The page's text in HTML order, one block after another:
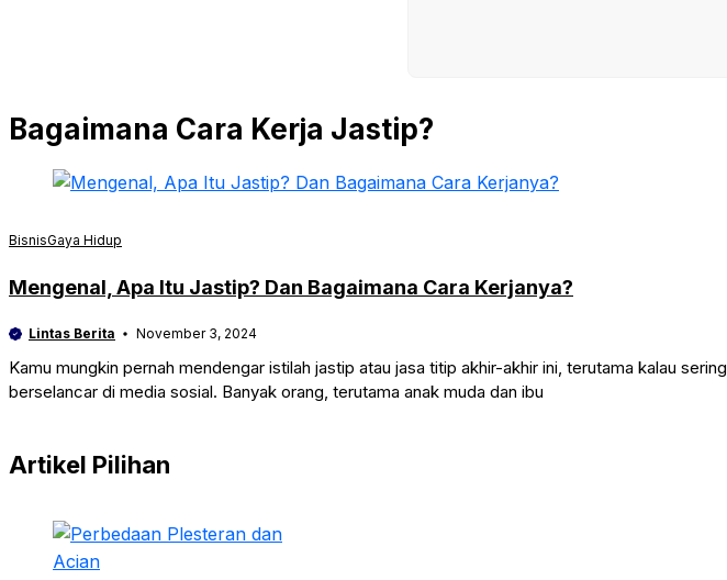
Bagaimana Cara Kerja Jastip?
BisnisGaya Hidup
Mengenal, Apa Itu Jastip? Dan Bagaimana Cara Kerjanya?
Lintas Berita November 3, 2024
Kamu mungkin pernah mendengar istilah jastip atau jasa titip akhir-akhir ini, terutama kalau sering
berselancar di media sosial. Banyak orang, terutama anak muda dan ibu
Artikel Pilihan